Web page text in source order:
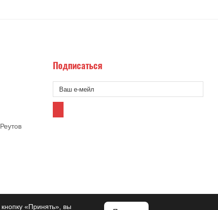
Подписаться
«Принять», вы